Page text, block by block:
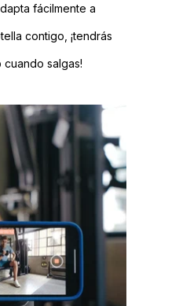
fácilmente a
contigo, ¡tendrás
salgas!